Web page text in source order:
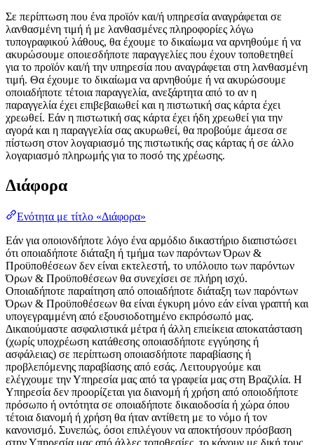
Σε περίπτωση που ένα προϊόν και/ή υπηρεσία αναγράφεται σε
λανθασμένη τιμή ή με λανθασμένες πληροφορίες λόγω
τυπογραφικού λάθους, θα έχουμε το δικαίωμα να αρνηθούμε ή να
ακυρώσουμε οποιεσδήποτε παραγγελίες που έχουν τοποθετηθεί
για το προϊόν και/ή την υπηρεσία που αναγράφεται στη λανθασμένη
τιμή. Θα έχουμε το δικαίωμα να αρνηθούμε ή να ακυρώσουμε
οποιαδήποτε τέτοια παραγγελία, ανεξάρτητα από το αν η
παραγγελία έχει επιβεβαιωθεί και η πιστωτική σας κάρτα έχει
χρεωθεί. Εάν η πιστωτική σας κάρτα έχει ήδη χρεωθεί για την
αγορά και η παραγγελία σας ακυρωθεί, θα προβούμε άμεσα σε
πίστωση στον λογαριασμό της πιστωτικής σας κάρτας ή σε άλλο
λογαριασμό πληρωμής για το ποσό της χρέωσης.
Διάφορα
Ενότητα με τίτλο «Διάφορα»
Εάν για οποιονδήποτε λόγο ένα αρμόδιο δικαστήριο διαπιστώσει
ότι οποιαδήποτε διάταξη ή τμήμα των παρόντων Όρων &
Προϋποθέσεων δεν είναι εκτελεστή, το υπόλοιπο των παρόντων
Όρων & Προϋποθέσεων θα συνεχίσει σε πλήρη ισχύ.
Οποιαδήποτε παραίτηση από οποιαδήποτε διάταξη των παρόντων
Όρων & Προϋποθέσεων θα είναι έγκυρη μόνο εάν είναι γραπτή και
υπογεγραμμένη από εξουσιοδοτημένο εκπρόσωπό μας.
Δικαιούμαστε ασφαλιστικά μέτρα ή άλλη επιείκεια αποκατάσταση
(χωρίς υποχρέωση κατάθεσης οποιασδήποτε εγγύησης ή
ασφάλειας) σε περίπτωση οποιασδήποτε παραβίασης ή
προβλεπόμενης παραβίασης από εσάς. Λειτουργούμε και
ελέγχουμε την Υπηρεσία μας από τα γραφεία μας στη Βραζιλία. Η
Υπηρεσία δεν προορίζεται για διανομή ή χρήση από οποιοδήποτε
πρόσωπο ή οντότητα σε οποιαδήποτε δικαιοδοσία ή χώρα όπου
τέτοια διανομή ή χρήση θα ήταν αντίθετη με το νόμο ή τον
κανονισμό. Συνεπώς, όσοι επιλέγουν να αποκτήσουν πρόσβαση
στην Υπηρεσία μας από άλλες τοποθεσίες, το κάνουν με δική τους